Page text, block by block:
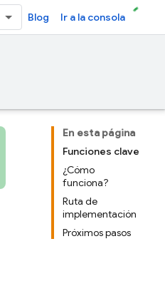
Blog Ir a la consola
En esta página
Funciones clave
¿Cómo
funciona?
Ruta de
implementación
Próximos pasos